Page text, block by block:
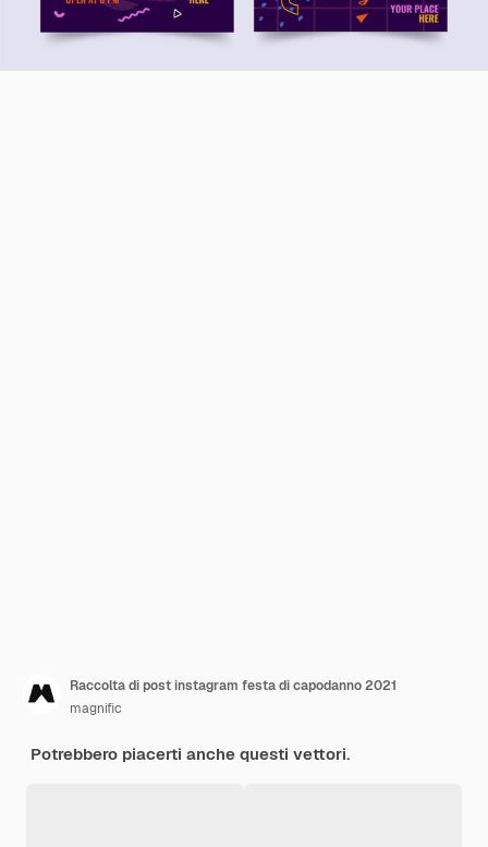
Raccolta di post instagram festa di capodanno 2021
magnific
Potrebbero piacerti anche questi vettori.